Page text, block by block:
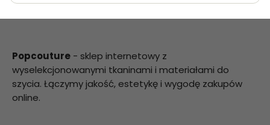
Popcouture - sklep internetowy z
wyselekcjonowanymi tkaninami i materiałami do
szycia. Łączymy jakość, estetykę i wygodę zakupów
online.